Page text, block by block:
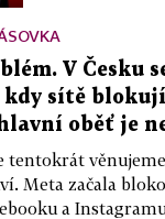
V Česku
kdy sítě
oběť je
tentokrát
Meta začala
a